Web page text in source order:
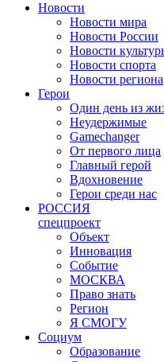
Новости
Новости мира
Новости России
Новости
Новости спорта
Новости региона
Герои
Один день из
Неудержимые
Gamechanger
От первого лица
Главный герой
Вдохновение
Герои среди нас
РОССИЯ
спецпроект
Объект
Инновация
Событие
МОСКВА
Право знать
Регион
Я СМОГУ
Социум
Образование